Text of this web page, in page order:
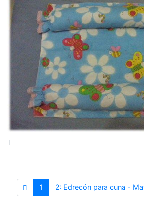
1 2: Edredón para cuna -